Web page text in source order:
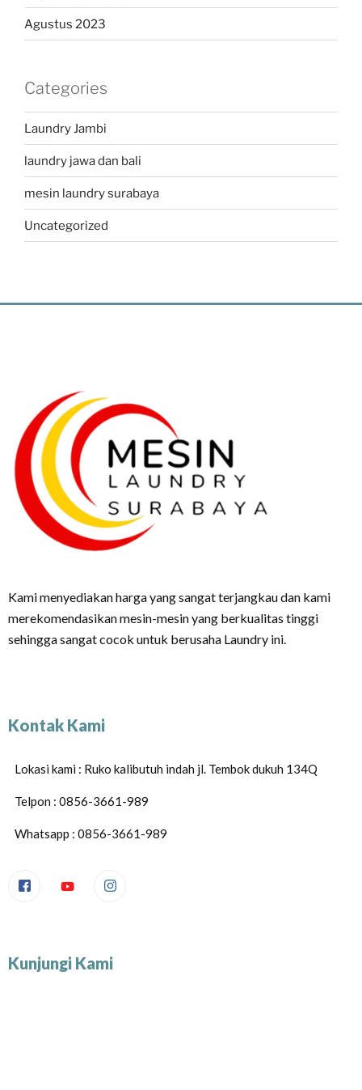
Agustus 2023
Categories
Laundry Jambi
laundry jawa dan bali
mesin laundry surabaya
Uncategorized
Kami menyediakan harga yang sangat terjangkau dan kami
merekomendasikan mesin-mesin yang berkualitas tinggi
sehingga sangat cocok untuk berusaha Laundry ini.
Kontak Kami
Lokasi kami : Ruko kalibutuh indah jl. Tembok dukuh 134Q
Telpon : 0856-3661-989
Whatsapp : 0856-3661-989
Kunjungi Kami